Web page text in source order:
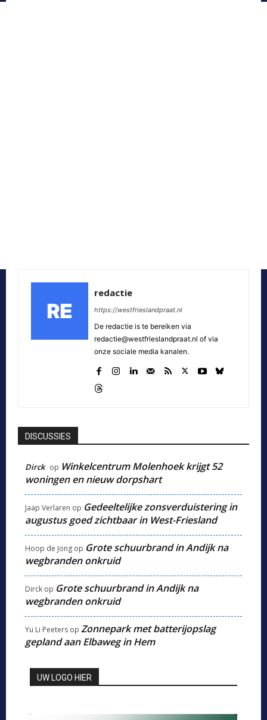
redactie
https://westfrieslandpraat.nl
De redactie is te bereiken via
redactie@westfrieslandpraat.nl of via
onze sociale media kanalen.
DISCUSSIES
Dirck op Winkelcentrum Molenhoek krijgt 52
woningen en nieuw dorpshart
Jaap Verlaren op Gedeeltelijke zonsverduistering in
augustus goed zichtbaar in West-Friesland
Hoop de Jong op Grote schuurbrand in Andijk na
wegbranden onkruid
Dirck op Grote schuurbrand in Andijk na
wegbranden onkruid
Yu Li Peeters op Zonnepark met batterijopslag
gepland aan Elbaweg in Hem
UW LOGO HIER